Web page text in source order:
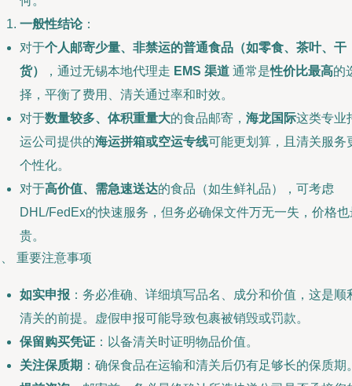
一般性结论：
对于个人邮寄少量、非禁运的普通食品（如零食、茶叶、干
货）
，通过无锡本地代理走 EMS 渠道 通常是性价比最高的
择，平衡了费用、清关通过率和时效。
对于数量较多、体积重量大的食品邮寄， 海龙国际这类专业
运公司提供的海运拼箱或空运专线可能更划算，且清关服务
个性化。
对于高价值、需急速送达的食品（如生鲜礼品），可考虑
DHL/FedEx的快速服务，但务必确保文件万无一失，价格也
贵。
重要注意事项
如实申报 ：务必准确、详细填写品名、成分和价值，这是顺
清关的前提。虚假申报可能导致包裹被销毁或罚款。
保留购买凭证 ：以备清关时证明物品价值。
关注保质期 ：确保食品在运输和清关后仍有足够长的保质期